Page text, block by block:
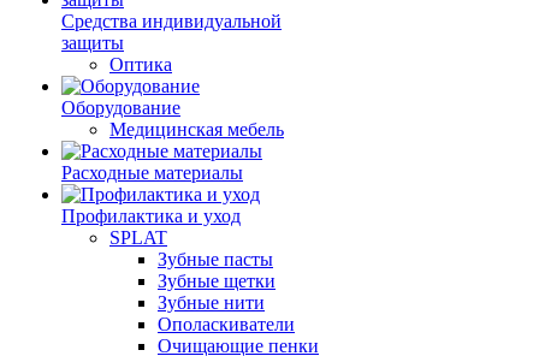
Средства индивидуальной
защиты
Оптика
Оборудование
Медицинская мебель
Расходные материалы
Профилактика и уход
SPLAT
Зубные пасты
Зубные щетки
Зубные нити
Ополаскиватели
Очищающие пенки